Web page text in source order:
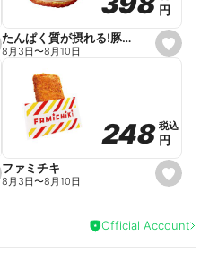
i
e
s
e
o
r
i
e
円
円
たんぱく質が摂れる!豚しゃぶのパスタサラダ
8月3日〜8月10日
s
e
a
248
248 税込
税込
円
円
ファミチキ
8月3日〜8月10日
Official Account